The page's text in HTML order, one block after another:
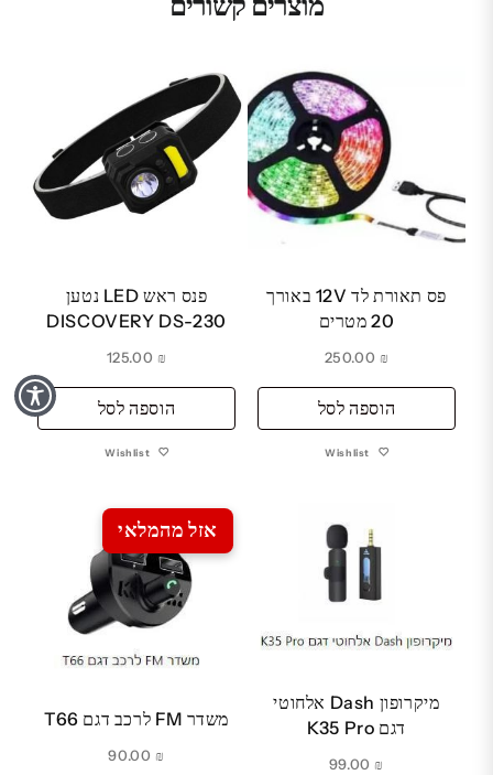
פס תאורת לד 12V באורך
20 מטרים
₪
הוספה לסל
Wishlist
פנס ראש LED נטען
DISCOVERY DS-230
₪
הוספה לסל
Wishlist
מיקרופון Dash אלחוטי
דגם K35 Pro
₪
אזל מהמלאי
משדר FM לרכב דגם T66
₪